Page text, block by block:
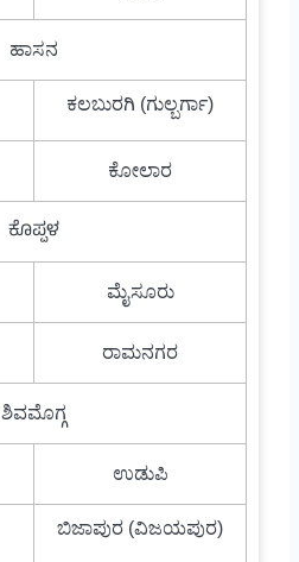
ಹಾಸನ
ಕಲಬುರಗಿ (ಗುಲ್ಬರ್ಗಾ)
ಕೋಲಾರ
ಕೊಪ್ಪಳ
ಮೈಸೂರು
ರಾಮನಗರ
ಶಿವಮೊಗ್ಗ
ಉಡುಪಿ
ಬಿಜಾಪುರ (ವಿಜಯಪುರ)